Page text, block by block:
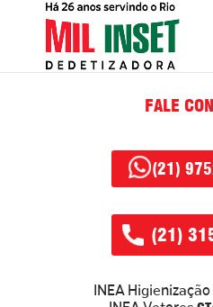
FALE
(21)
(21)
INEA Higienização